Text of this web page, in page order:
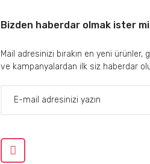
Bizden haberdar olmak ister
Mail adresinizi bırakın en yeni ürünler,
ve kampanyalardan ilk siz haberdar